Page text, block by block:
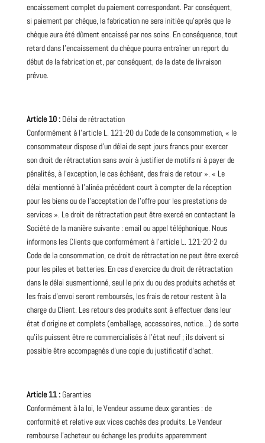
encaissement complet du paiement correspondant. Par conséquent,
si paiement par chèque, la fabrication ne sera initiée qu’après que le
chèque aura été dûment encaissé par nos soins. En conséquence, tout
retard dans l’encaissement du chèque pourra entraîner un report du
début de la fabrication et, par conséquent, de la date de livraison
prévue.
Article 10 :Délai de rétractation
Conformément à l’article L. 121-20 du Code de la consommation, « le
consommateur dispose d’un délai de septjours francs pour exercer
son droit de rétractation sans avoir à justifier de motifs ni à payer de
pénalités, à l’exception, le cas échéant, des frais de retour ». « Le
délai mentionné à l’alinéa précédent court à compter de la réception
pour les biens ou de l’acceptation de l’offre pour les prestations de
services ». Le droit de rétractation peut être exercé en contactant la
Société de la manière suivante : email ou appel téléphonique. Nous
informons les Clients que conformément à l’article L. 121-20-2 du
Code de la consommation, ce droit de rétractation ne peut être exercé
pour les piles et batteries. En cas d’exercice du droit de rétractation
dans le délai susmentionné, seul le prix du ou des produits achetés et
les frais d’envoi seront remboursés, les frais de retour restent à la
charge du Client. Les retours des produits sont à effectuer dans leur
état d’origine et complets (emballage, accessoires, notice…) de sorte
qu’ils puissent être re commercialisés à l’état neuf ; ils doivent si
possible être accompagnés d’une copie du justificatif d’achat.
Article 11 :Garanties
Conformément à la loi, le Vendeur assume deux garanties : de
conformité et relative aux vices cachés des produits. Le Vendeur
rembourse l’acheteur ou échange les produits apparemment